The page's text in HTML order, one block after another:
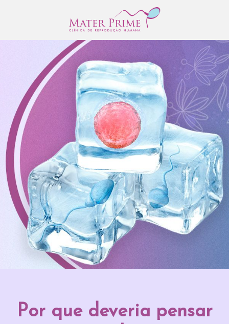
Por que deveria pensar